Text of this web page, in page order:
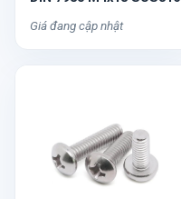
Giá đang cập nhật